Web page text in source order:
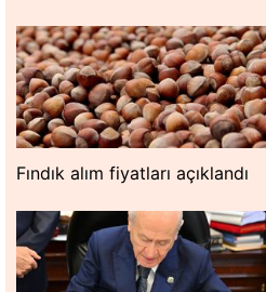
Fındık alım fiyatları açıklandı